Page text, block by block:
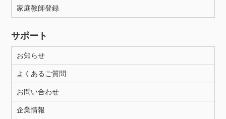
家庭教師登録
サポート
お知らせ
よくあるご質問
お問い合わせ
企業情報